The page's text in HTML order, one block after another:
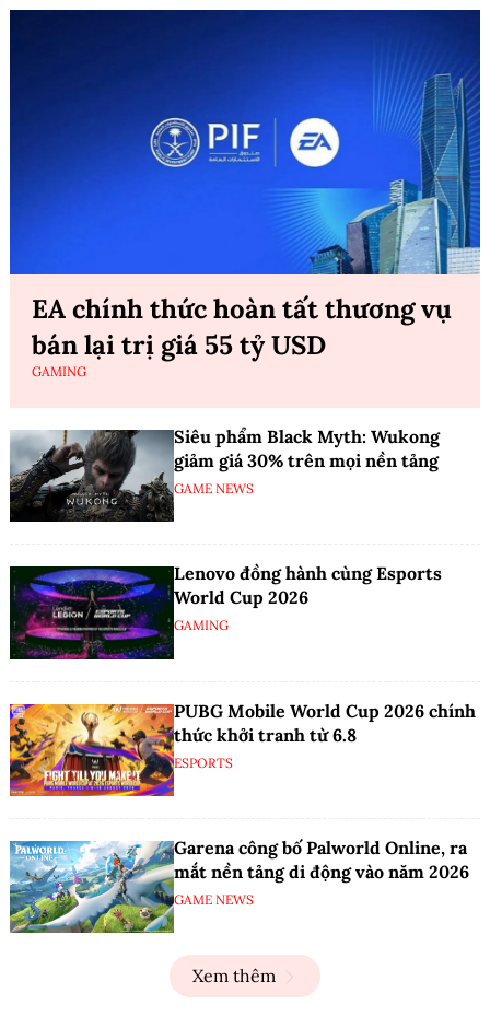
EA chính thức hoàn tất thương vụ
bán lại trị giá 55 tỷ USD
GAMING
Siêu phẩm Black Myth: Wukong
giảm giá 30% trên mọi nền tảng
GAME NEWS
Lenovo đồng hành cùng Esports
World Cup 2026
GAMING
PUBG Mobile World Cup 2026 chính
thức khởi tranh từ 6.8
ESPORTS
Garena công bố Palworld Online, ra
mắt nền tảng di động vào năm 2026
GAME NEWS
Xem thêm